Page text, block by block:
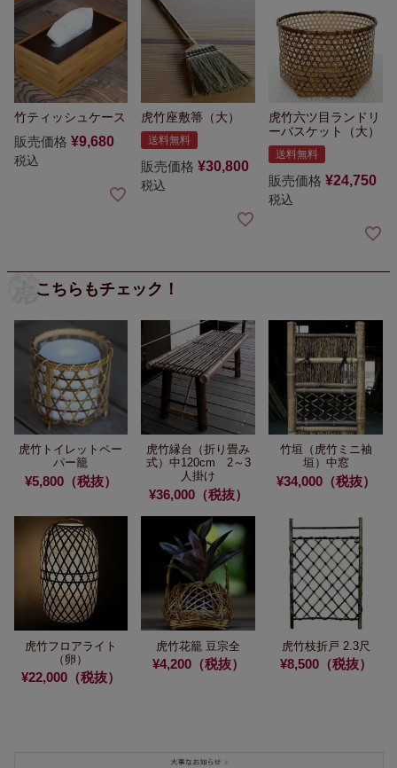
竹ティッシュケース
販売価格 ¥9,680
税込
虎竹座敷箒（大）
送料無料
販売価格 ¥30,800
税込
虎竹六ツ目ランドリ
ーバスケット（大）
送料無料
販売価格 ¥24,750
税込
こちらもチェック！
虎竹トイレットペー
パー籠
¥5,800（税抜）
虎竹縁台（折り畳み
式）中120cm 2～3
人掛け
¥36,000（税抜）
竹垣（虎竹ミニ袖
垣）中窓
¥34,000（税抜）
虎竹フロアライト
（卵）
¥22,000（税抜）
虎竹花籠 豆宗全
¥4,200（税抜）
虎竹枝折戸 2.3尺
¥8,500（税抜）